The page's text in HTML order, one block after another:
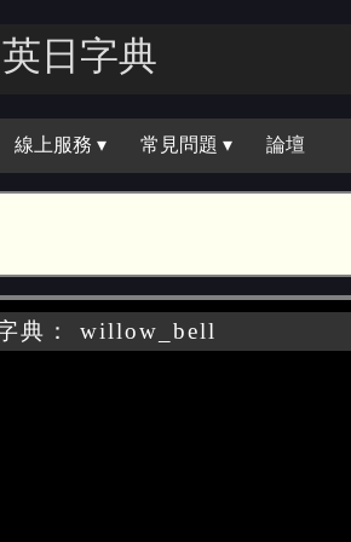
英日字典
線上服務 ▾ 常見問題 ▾ 論壇
典： willow_bell